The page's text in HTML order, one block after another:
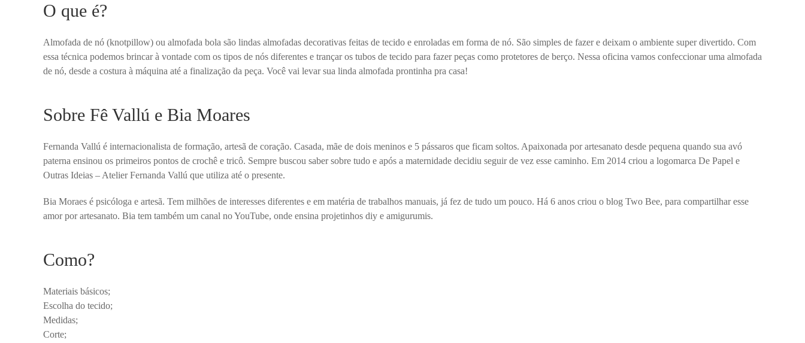
O que é?
Almofada de nó (knotpillow) ou almofada bola são lindas almofadas decorativas feitas de tecido e enroladas em forma de nó. São simples de fazer e deixam o ambiente super divertido. Com
essa técnica podemos brincar à vontade com os tipos de nós diferentes e trançar os tubos de tecido para fazer peças como protetores de berço. Nessa oficina vamos confeccionar uma almofada
de nó, desde a costura à máquina até a finalização da peça. Você vai levar sua linda almofada prontinha pra casa!
Sobre Fê Vallú e Bia Moares
Fernanda Vallú é internacionalista de formação, artesã de coração. Casada, mãe de dois meninos e 5 pássaros que ficam soltos. Apaixonada por artesanato desde pequena quando sua avó
paterna ensinou os primeiros pontos de crochê e tricô. Sempre buscou saber sobre tudo e após a maternidade decidiu seguir de vez esse caminho. Em 2014 criou a logomarca De Papel e
Outras Ideias – Atelier Fernanda Vallú que utiliza até o presente.
Bia Moraes é psicóloga e artesã. Tem milhões de interesses diferentes e em matéria de trabalhos manuais, já fez de tudo um pouco. Há 6 anos criou o blog Two Bee, para compartilhar esse
amor por artesanato. Bia tem também um canal no YouTube, onde ensina projetinhos diy e amigurumis.
Como?
Materiais básicos;
Escolha do tecido;
Medidas;
Corte;